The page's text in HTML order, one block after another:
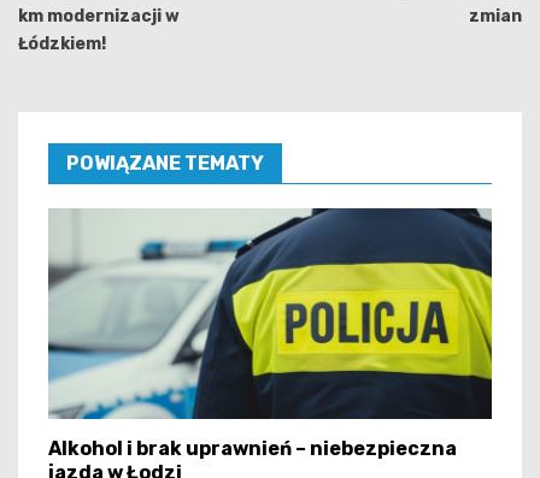
km modernizacji w
Łódzkiem!
zmian
POWIĄZANE TEMATY
Alkohol i brak uprawnień – niebezpieczna
jazda w Łodzi